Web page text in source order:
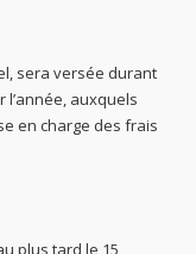
sera versée durant
l’année, auxquels
en charge des frais
plus tard le 15